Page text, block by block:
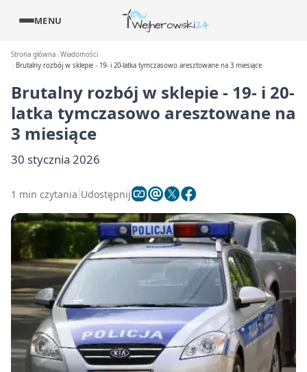
MENU
Strona główna Wiadomości
Brutalny rozbój w sklepie - 19- i 20-latka tymczasowo aresztowane na 3 miesiące
Brutalny rozbój w sklepie - 19- i 20-
latka tymczasowo aresztowane na
3 miesiące
30 stycznia 2026
1 min czytania Udostępnij